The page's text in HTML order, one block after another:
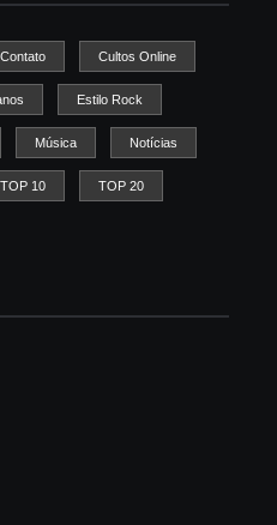
Contato Cultos Online
Estilo Rock
Música Notícias
TOP 10 TOP 20